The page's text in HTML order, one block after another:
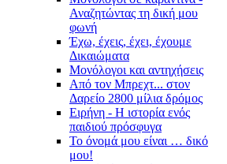
Αναζητώντας τη δική μου
φωνή
Έχω, έχεις, έχει, έχουμε
Δικαιώματα
Μονόλογοι και αντηχήσεις
Από τον Μπρεχτ... στον
Δαρείο 2800 μίλια δρόμος
Ειρήνη - Η ιστορία ενός
παιδιού πρόσφυγα
Το όνομά μου είναι … δικό
μου!